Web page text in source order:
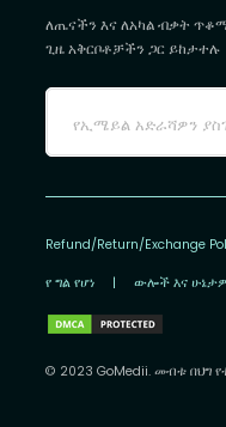
ለጤናችን እና ለአካል ብቃት
ጊዜ አቅርቦቶቻችን ጋር ይከታተሉ
Refund/Return/Exchange
የ ግል የሆነ | ውሎች እና
© 2023 GoMedii. መብቱ በህግ